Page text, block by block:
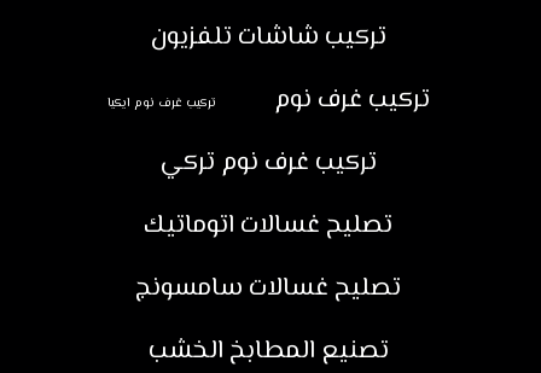
تركيب شاشات تلفزيون
تركيب غرف نوم
تركيب غرف نوم ايكيا
تركيب غرف نوم تركي
تصليح غسالات اتوماتيك
تصليح غسالات سامسونج
تصنيع المطابخ الخشب